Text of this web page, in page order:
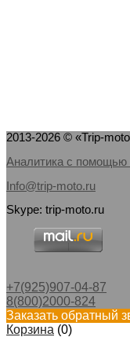
2013-2026 © «Trip-
Аналитика с помощью
Info@trip-moto.ru
Skype: trip-moto.ru
+7(925)907-04-87
8(800)2000-824
Заказать обратный
Корзина (0)